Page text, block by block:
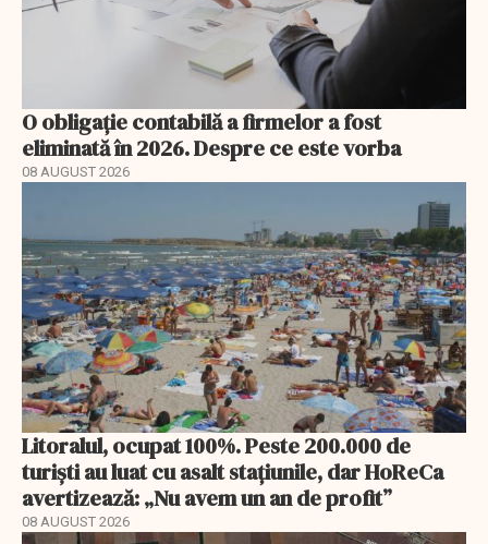
O obligație contabilă a firmelor a fost
eliminată în 2026. Despre ce este vorba
08 AUGUST 2026
Litoralul, ocupat 100%. Peste 200.000 de
turiști au luat cu asalt stațiunile, dar HoReCa
avertizează: „Nu avem un an de profit”
08 AUGUST 2026